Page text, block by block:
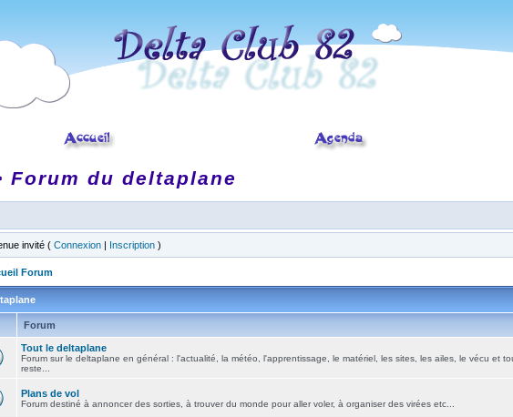
Forum du deltaplane
invité ( Connexion | Inscription )
Forum
Forum
Tout le deltaplane
Forum sur le deltaplane en général : l'actualité, la météo, l'apprentissage, le matériel, les sites, les ailes, le vécu et
reste...
Plans de vol
Forum destiné à annoncer des sorties, à trouver du monde pour aller voler, à organiser des virées etc...